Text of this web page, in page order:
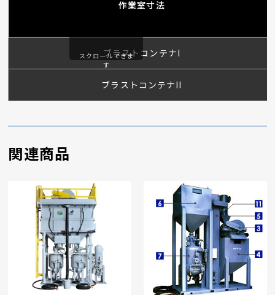
作業室寸法
ブラストコンテナI
ブラストコンテナII
スクロールできま
す
関連商品